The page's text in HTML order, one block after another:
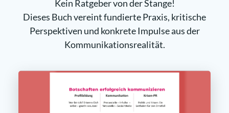
Kein Ratgeber von der Stange!
Dieses Buch vereint fundierte Praxis, kritische
Perspektiven und konkrete Impulse aus der
Kommunikationsrealität.